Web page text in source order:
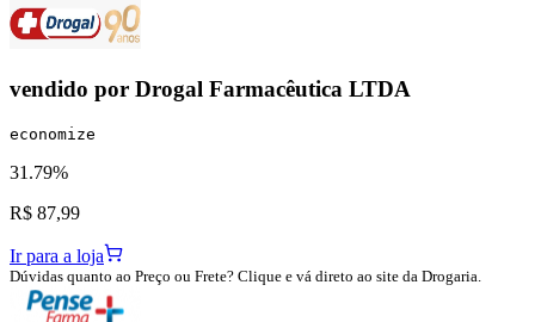
vendido por Drogal Farmacêutica LTDA
economize
31.79%
R$ 87,99
Ir para a loja
Dúvidas quanto ao Preço ou Frete? Clique e vá direto ao site da Drogaria.